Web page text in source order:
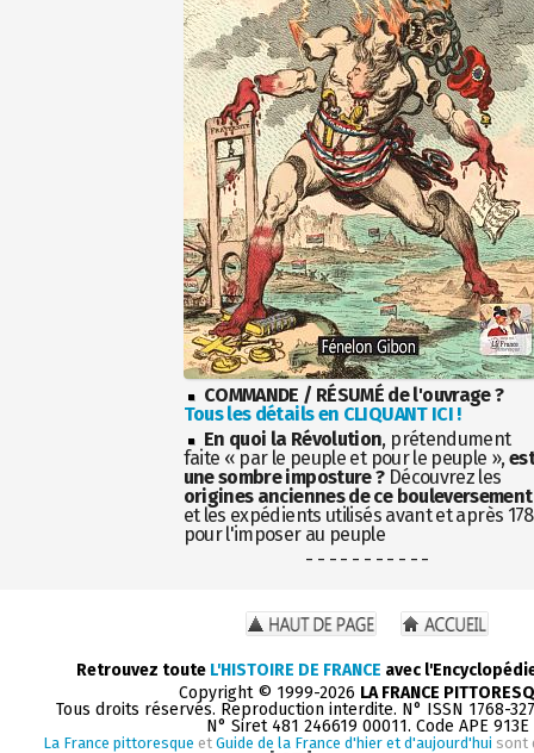
COMMANDE / RÉSUMÉ de l'ouvrage ?
Tous les détails en CLIQUANT ICI !
En quoi la Révolution, prétendument
faite « par le peuple et pour le peuple »,
une sombre imposture ?Découvrez les
origines anciennes de ce bouleversement
et les expédients utilisés avant et après
pour l'imposer au peuple
- - - - - - - - - - -
Retrouvez toute L'HISTOIRE DE FRANCE avec
Copyright © 1999-2026 LA FRANCE
Tous droits réservés. Reproduction interdite. N° ISSN 1768-
N° Siret 481 246619 00011. Code APE 913E
La France pittoresque et Guide de la France d'hier et d'aujourd'hui sont